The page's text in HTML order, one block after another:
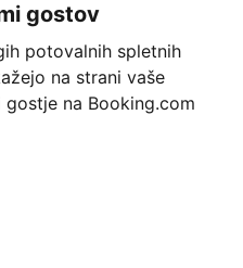
gostov
potovalnih spletnih
na strani vaše
na Booking.com